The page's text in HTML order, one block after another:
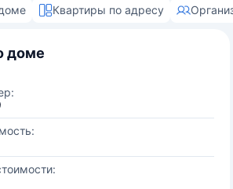
Квартиры по адресу
доме